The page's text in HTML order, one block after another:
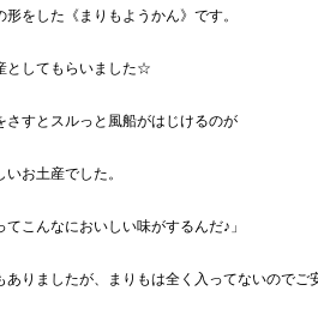
をした《まりもようかん》です。
としてもらいました☆
さすとスルっと風船がはじけるのが
お土産でした。
こんなにおいしい味がするんだ♪」
りましたが、まりもは全く入ってないのでご